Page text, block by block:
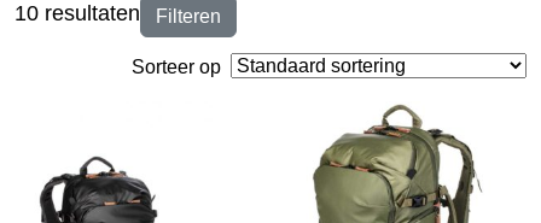
Filteren
10 resultaten
Sorteer op